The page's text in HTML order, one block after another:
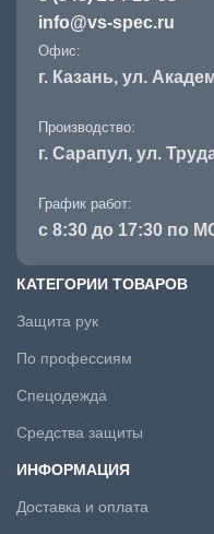
КАТЕГОРИИ ТОВАРОВ
Защита рук
По профессиям
Спецодежда
Средства защиты
ИНФОРМАЦИЯ
Доставка и оплата
info@vs-spec.ru
Офис:
г. Казань, ул.
Производство:
г. Сарапул, ул.
График работ:
с 8:30 до 17:30 по